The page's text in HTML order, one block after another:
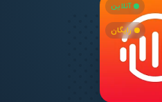
آنلاین
رایگان